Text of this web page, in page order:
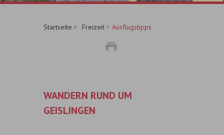
Startseite Freizeit Ausflugstipps
WANDERN RUND UM
GEISLINGEN